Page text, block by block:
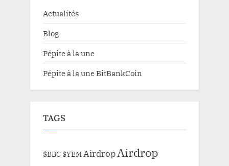
Actualités
Blog
Pépite à la une
Pépite à la une BitBankCoin
TAGS
$BBC $YEMAirdropAirdrop